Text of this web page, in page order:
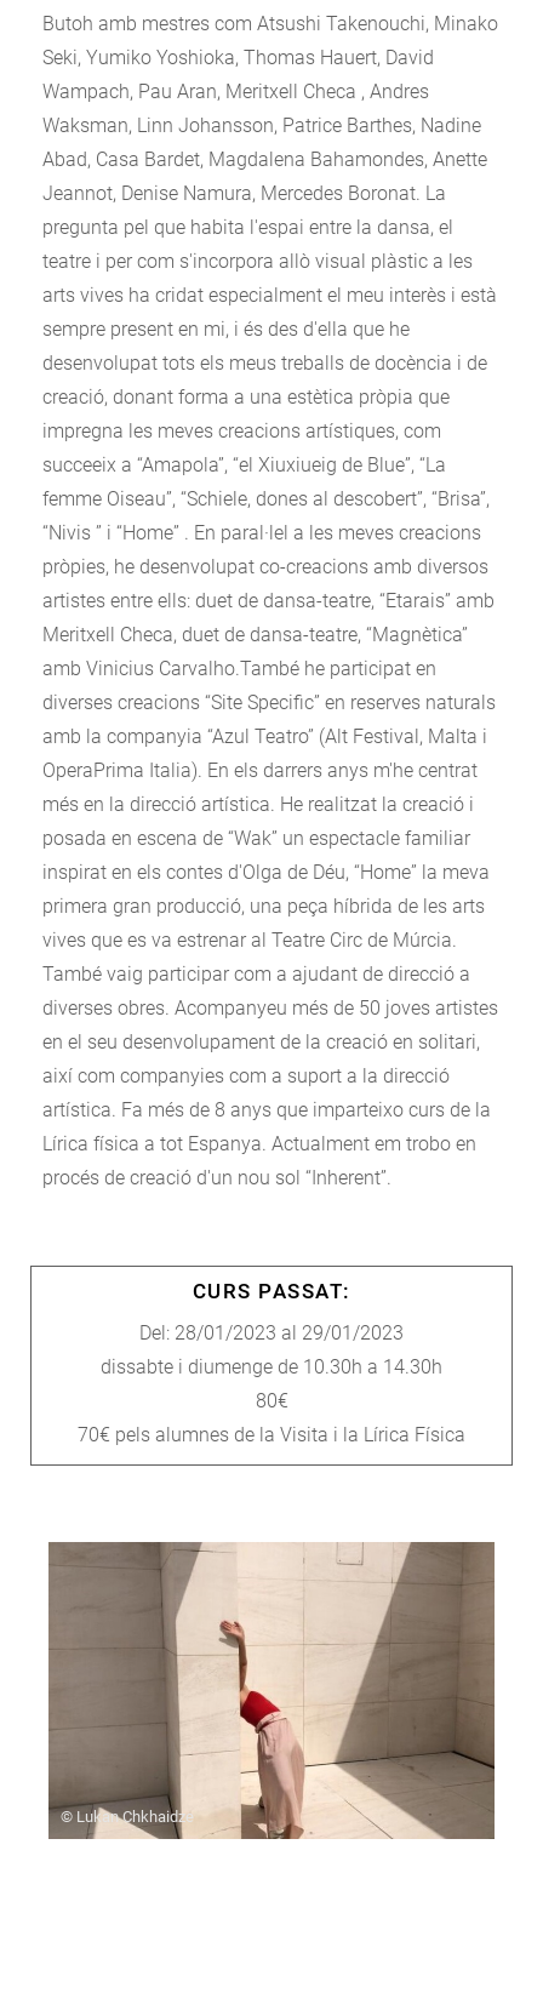
Butoh amb mestres com Atsushi Takenouchi, Minako
Seki, Yumiko Yoshioka, Thomas Hauert, David
Wampach, Pau Aran, Meritxell Checa , Andres
Waksman, Linn Johansson, Patrice Barthes, Nadine
Abad, Casa Bardet, Magdalena Bahamondes, Anette
Jeannot, Denise Namura, Mercedes Boronat. La
pregunta pel que habita l'espai entre la dansa, el
teatre i per com s'incorpora allò visual plàstic a les
arts vives ha cridat especialment el meu interès i està
sempre present en mi, i és des d'ella que he
desenvolupat tots els meus treballs de docència i de
creació, donant forma a una estètica pròpia que
impregna les meves creacions artístiques, com
succeeix a “Amapola”, “el Xiuxiueig de Blue”, “La
femme Oiseau”, “Schiele, dones al descobert”, “Brisa”,
“Nivis ” i “Home” . En paral·lel a les meves creacions
pròpies, he desenvolupat co-creacions amb diversos
artistes entre ells: duet de dansa-teatre, “Etarais” amb
Meritxell Checa, duet de dansa-teatre, “Magnètica”
amb Vinicius Carvalho.També he participat en
diverses creacions “Site Specific” en reserves naturals
amb la companyia “Azul Teatro” (Alt Festival, Malta i
OperaPrima Italia). En els darrers anys m'he centrat
més en la direcció artística. He realitzat la creació i
posada en escena de “Wak” un espectacle familiar
inspirat en els contes d'Olga de Déu, “Home” la meva
primera gran producció, una peça híbrida de les arts
vives que es va estrenar al Teatre Circ de Múrcia.
També vaig participar com a ajudant de direcció a
diverses obres. Acompanyeu més de 50 joves artistes
en el seu desenvolupament de la creació en solitari,
així com companyies com a suport a la direcció
artística. Fa més de 8 anys que imparteixo curs de la
Lírica física a tot Espanya. Actualment em trobo en
procés de creació d'un nou sol “Inherent”.
CURS PASSAT:
Del: 28/01/2023 al 29/01/2023
dissabte i diumenge de 10.30h a 14.30h
80€
70€ pels alumnes de la Visita i la Lírica Física
© Lukan Chkhaidze